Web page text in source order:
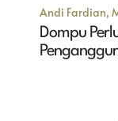
Andi Fardian,
Dompu